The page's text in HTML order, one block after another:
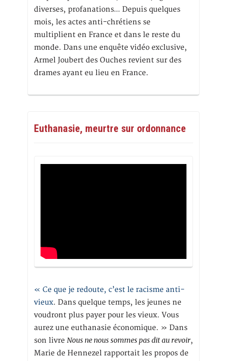
diverses, profanations… Depuis quelques
mois, les actes anti-chrétiens se
multiplient en France et dans le reste du
monde. Dans une enquête vidéo exclusive,
Armel Joubert des Ouches revient sur des
drames ayant eu lieu en France.
Euthanasie, meurtre sur ordonnance
« Ce que je redoute, c’est le racisme anti-
vieux. Dans quelque temps, les jeunes ne
voudront plus payer pour les vieux. Vous
aurez une euthanasie économique. » Dans
son livre Nous ne nous sommes pas dit au revoir,
Marie de Hennezel rapportait les propos de